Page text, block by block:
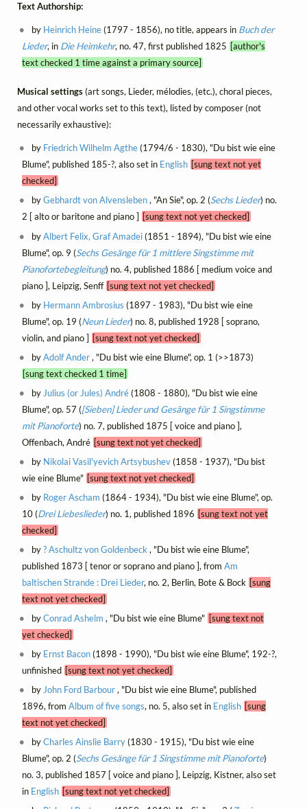
Text Authorship:
by Heinrich Heine(1797 - 1856), no title, appears in Buch der
Lieder, in Die Heimkehr, no. 47, first published 1825 [author's
text checked 1 time against a primary source]
Musical settings(art songs, Lieder, mélodies, (etc.), choral pieces,
and other vocal works set to this text), listed by composer (not
necessarily exhaustive):
by Friedrich Wilhelm Agthe(1794/6 - 1830), "Du bist wie eine
Blume", published 185-?, also set in English [sung text not yet
checked]
byGebhardt von Alvensleben, "An Sie", op. 2 (Sechs Lieder) no.
2 [ alto or baritone and piano ] [sung text not yet checked]
byAlbert Felix, Graf Amadei(1851 - 1894), "Du bist wie eine
Blume", op. 9 (Sechs Gesänge für 1 mittlere Singstimme mit
Pianofortebegleitung) no. 4, published 1886 [ medium voice and
piano ], Leipzig, Senff [sung text not yet checked]
by Hermann Ambrosius (1897 - 1983), "Du bist wie eine
Blume", op. 19 (Neun Lieder) no. 8, published 1928 [ soprano,
violin, and piano ] [sung text not yet checked]
byAdolf Ander, "Du bist wie eine Blume", op. 1 (>>1873)
[sung text checked 1 time]
by Julius (or Jules) André(1808 - 1880), "Du bist wie eine
Blume", op. 57 ([Sieben] Lieder und Gesänge für 1 Singstimme
mit Pianoforte) no. 7, published 1875 [ voice and piano ],
Offenbach, André [sung text not yet checked]
by Nikolai Vasil'yevich Artsybushev(1858 - 1937), "Du bist
wie eine Blume" [sung text not yet checked]
by Roger Ascham (1864 - 1934), "Du bist wie eine Blume", op.
10 (Drei Liebeslieder) no. 1, published 1896 [sung text not yet
checked]
by? Aschultz von Goldenbeck , "Du bist wie eine Blume",
published 1873 [ tenor or soprano and piano ], from Am
baltischen Strande : Drei Lieder, no. 2, Berlin, Bote & Bock [sung
text not yet checked]
byConrad Ashelm , "Du bist wie eine Blume" [sung text not
yet checked]
by Ernst Bacon(1898 - 1990), "Du bist wie eine Blume", 192-?,
unfinished [sung text not yet checked]
by John Ford Barbour, "Du bist wie eine Blume", published
1896, from Album of five songs, no. 5, also set in English [sung
text not yet checked]
byCharles Ainslie Barry(1830 - 1915), "Du bist wie eine
Blume", op. 2 (Sechs Gesänge für 1 Singstimme mit Pianoforte)
no. 3, published 1857 [ voice and piano ], Leipzig, Kistner, also set
in English [sung text not yet checked]